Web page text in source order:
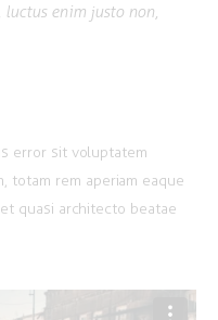
enim justo non,
error sit voluptatem
totam rem aperiam eaque
quasi architecto beatae